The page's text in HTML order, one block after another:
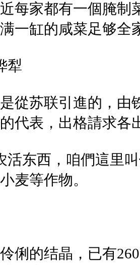
每家都有一個腌制
一缸的咸菜足够全
犁
從苏联引進的，由
代表，出格請求各
活东西，咱們這里
麦等作物。
俐的结晶，已有